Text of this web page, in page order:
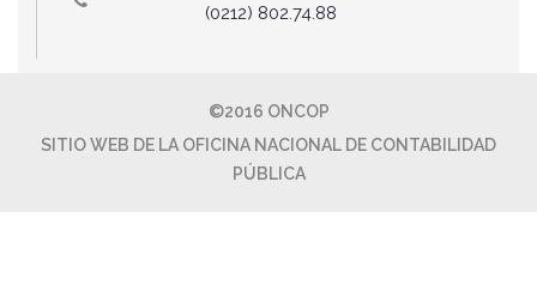
(0212) 802.74.88
©2016 ONCOP
SITIO WEB DE LA OFICINA NACIONAL DE CONTABILIDAD
PÚBLICA